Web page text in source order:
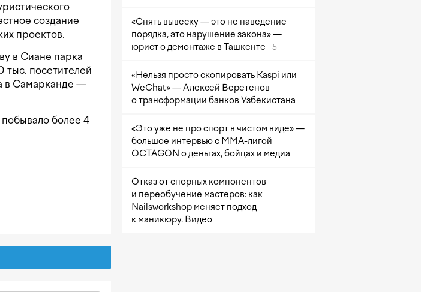
создание
проектов.
в Сиане парка
тыс. посетителей
в Самарканде —
побывало более 4
«Снять вывеску — это не наведение
порядка, это нарушение закона» —
юрист о демонтаже в Ташкенте
5
«Нельзя просто скопировать Kaspi или
WeChat» — Алексей Веретенов
о трансформации банков Узбекистана
«Это уже не про спорт в чистом виде» —
большое интервью с ММА-лигой
OCTAGON о деньгах, бойцах и медиа
Отказ от спорных компонентов
и переобучение мастеров: как
Nailsworkshop меняет подход
к маникюру. Видео